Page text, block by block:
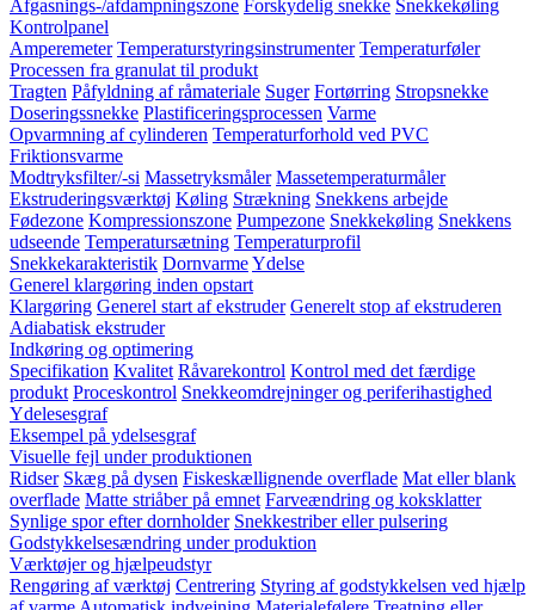
Afgasnings-/afdampningszone Forskydelig snekke Snekkekøling
Kontrolpanel
Amperemeter Temperaturstyringsinstrumenter Temperaturføler
Processen fra granulat til produkt
Tragten Påfyldning af råmateriale Suger Fortørring Stropsnekke
Doseringssnekke Plastificeringsprocessen Varme
Opvarmning af cylinderen Temperaturforhold ved PVC
Friktionsvarme
Modtryksfilter/-si Massetryksmåler Massetemperaturmåler
Ekstruderingsværktøj Køling Strækning Snekkens arbejde
Fødezone Kompressionszone Pumpezone Snekkekøling Snekkens
udseende Temperatursætning Temperaturprofil
Snekkekarakteristik DornvarmeYdelse
Generel klargøring inden opstart
Klargøring Generel start af ekstruder Generelt stop af ekstruderen
Adiabatisk ekstruder
Indkøring og optimering
Specifikation Kvalitet Råvarekontrol Kontrol med det færdige
produkt Proceskontrol Snekkeomdrejninger og periferihastighed
Ydelesesgraf
Eksempel på ydelsesgraf
Visuelle fejl under produktionen
Ridser Skæg på dysen Fiskeskællignende overflade Mat eller blank
overflade Matte striåber på emnet Farveændring og koksklatter
Synlige spor efter dornholder Snekkestriber eller pulsering
Godstykkelsesændring under produktion
Værktøjer og hjælpeudstyr
Rengøring af værktøj Centrering Styring af godstykkelsen ved hjælp